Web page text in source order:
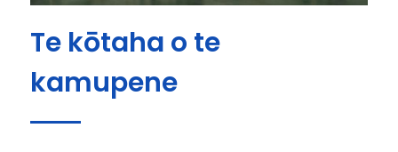
Te kōtaha o te
kamupene